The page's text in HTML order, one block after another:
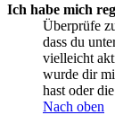
Ich habe mich
Überprüfe
dass du
vielleicht
wurde dir
hast oder
Nach oben